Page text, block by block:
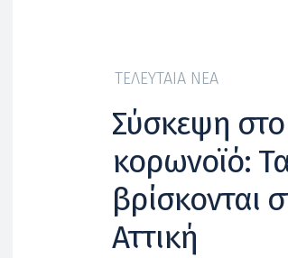
ΤΕΛΕΥΤΑΊΑ ΝΈΑ
Σύσκεψη
κορωνοϊό:
βρίσκονται
Αττική